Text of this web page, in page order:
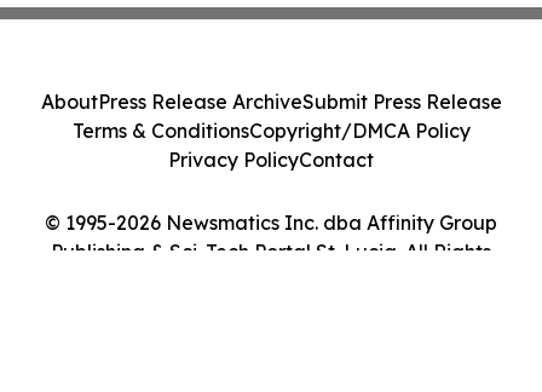
© 1995-2026 Newsmatics Inc. dba Affinity Group
Publishing & Sci-Tech Portal St. Lucia. All Rights
AboutPress Release ArchiveSubmit Press Release
Terms & ConditionsCopyright/DMCA Policy
Privacy PolicyContact